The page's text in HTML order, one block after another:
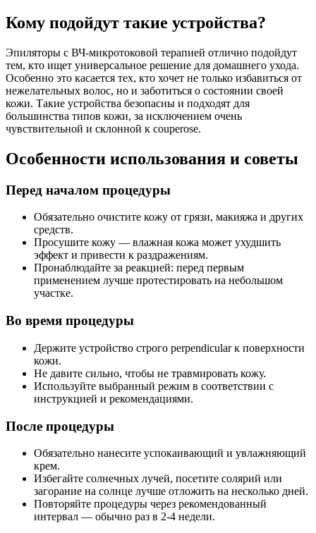
Кому подойдут такие устройства?
Эпиляторы с ВЧ-микротоковой терапией отлично подойдут
тем, кто ищет универсальное решение для домашнего ухода.
Особенно это касается тех, кто хочет не только избавиться от
нежелательных волос, но и заботиться о состоянии своей
кожи. Такие устройства безопасны и подходят для
большинства типов кожи, за исключением очень
чувствительной и склонной к couperose.
Особенности использования и советы
Перед началом процедуры
Обязательно очистите кожу от грязи, макияжа и других
средств.
Просушите кожу — влажная кожа может ухудшить
эффект и привести к раздражениям.
Пронаблюдайте за реакцией: перед первым
применением лучше протестировать на небольшом
участке.
Во время процедуры
Держите устройство строго perpendicular к поверхности
кожи.
Не давите сильно, чтобы не травмировать кожу.
Используйте выбранный режим в соответствии с
инструкцией и рекомендациями.
После процедуры
Обязательно нанесите успокаивающий и увлажняющий
крем.
Избегайте солнечных лучей, посетите солярий или
загорание на солнце лучше отложить на несколько дней.
Повторяйте процедуры через рекомендованный
интервал — обычно раз в 2-4 недели.